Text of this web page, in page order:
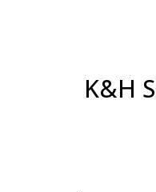
K&H